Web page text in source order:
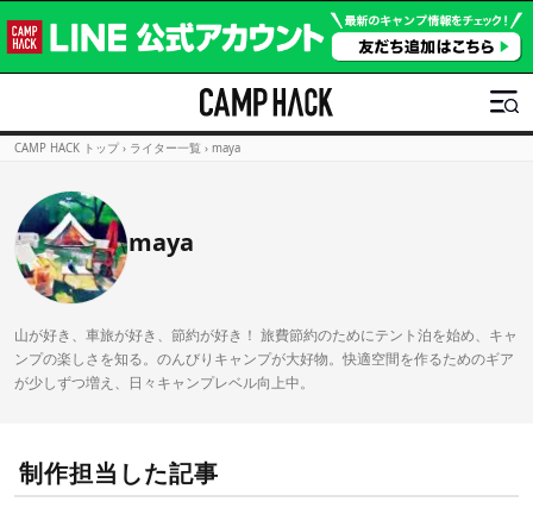
CAMP HACK トップ › ライター一覧 › maya
maya
山が好き、車旅が好き、節約が好き！ 旅費節約のためにテント泊を始め、キャ
ンプの楽しさを知る。のんびりキャンプが大好物。快適空間を作るためのギア
が少しずつ増え、日々キャンプレベル向上中。
制作担当した記事